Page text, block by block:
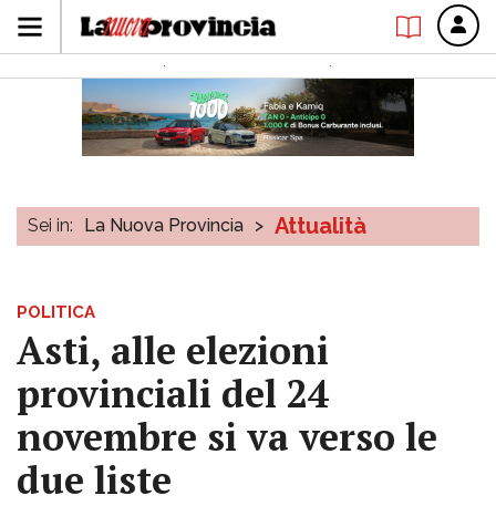
Sei in: La Nuova Provincia > Attualità
POLITICA
Asti, alle elezioni
provinciali del 24
novembre si va verso le
due liste